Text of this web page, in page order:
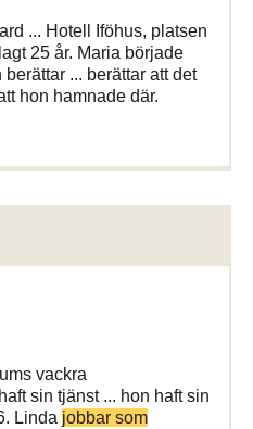
... Hotell Iföhus, platsen
25 år. Maria började
... berättar att det
hon hamnade där.
vackra
sin tjänst ... hon haft sin
Linda jobbar som